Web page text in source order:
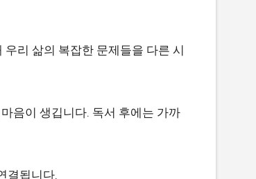
리 삶의 복잡한 문제들을 다른 시
음이 생깁니다. 독서 후에는 가까
결됩니다.